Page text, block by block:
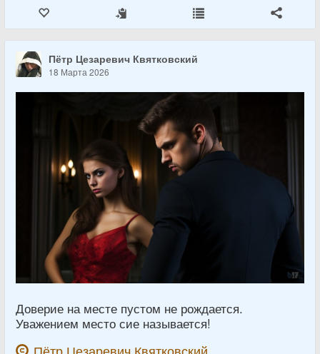
Пётр Цезаревич Квятковский
18 Марта 2026
Доверие на месте пустом не рождается.
Уважением место сие называется!